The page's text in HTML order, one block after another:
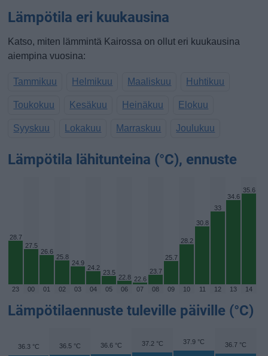
Lämpötila eri kuukausina
Katso, miten lämmintä Kairossa on ollut eri kuukausina
aiempina vuosina:
Tammikuu Helmikuu Maaliskuu Huhtikuu
Toukokuu Kesäkuu Heinäkuu Elokuu
Syyskuu Lokakuu Marraskuu Joulukuu
Lämpötila lähitunteina (°C), ennuste
28.7
27.5
26.6
25.8
24.9
24.2
23.5
22.8 22.6
23.7
25.7
28.2
30.8
33
34.6
35.6
23 00 01 02 03 04 05 06 07 08 09 10 11 12 13 14
Lämpötilaennuste tuleville päiville (°C)
36.3 °C 36.5 °C 36.6 °C 37.2 °C 37.9 °C 36.7 °C